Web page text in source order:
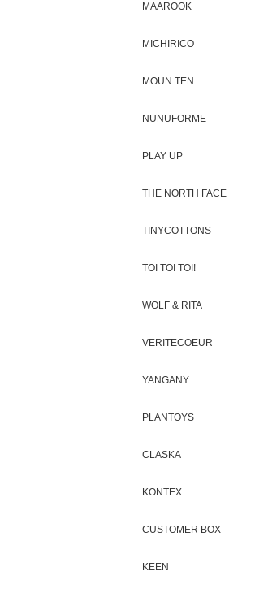
MAAROOK
MICHIRICO
MOUN TEN.
NUNUFORME
PLAY UP
THE NORTH FACE
TINYCOTTONS
TOI TOI TOI!
WOLF & RITA
VERITECOEUR
YANGANY
PLANTOYS
CLASKA
KONTEX
CUSTOMER BOX
KEEN